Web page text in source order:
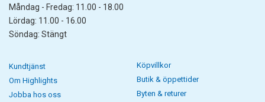
Måndag - Fredag: 11.00 - 18.00
Lördag: 11.00 - 16.00
Söndag: Stängt
Kundtjänst
Om Highlights
Jobba hos oss
Köpvillkor
Butik & öppettider
Byten & returer